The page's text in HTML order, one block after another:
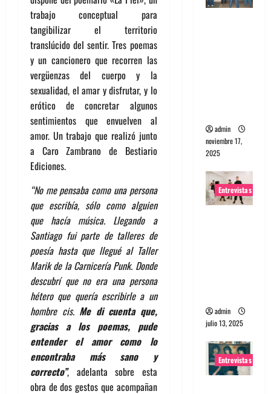
trabajo conceptual para
tangibilizar el territorio
translúcido del sentir. Tres poemas
y un cancionero que recorren las
vergüenzas del cuerpo y la
sexualidad, el amar y disfrutar, y lo
erótico de concretar algunos
sentimientos que envuelven al
amor. Un trabajo que realizó junto
a Caro Zambrano de Bestiario
Ediciones.
“No me pensaba como una persona
que escribía, sólo como alguien
que hacía música. Llegando a
Santiago fui parte de talleres de
poesía hasta que llegué al Taller
Marik de la Carnicería Punk. Donde
descubrí que no era una persona
hétero que quería escribirle a un
hombre cis.Me di cuenta que,
gracias a los poemas, pude
entender el amor como lo
encontraba más sano y
correcto”, adelanta sobre esta
obra de dos gestos que acompañan
admin
noviembre 17,
2025
Entrevistas
admin
julio 13, 2025
Entrevistas